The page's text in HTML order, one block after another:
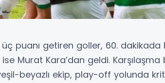
üç puanı getiren goller, 60. dakikada
Murat Kara’dan geldi.
beyazlı ekip, play-off yolunda